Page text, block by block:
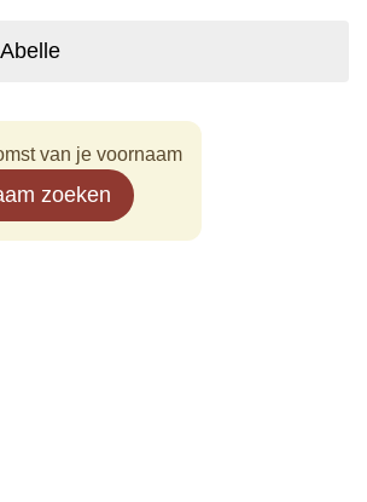
Abelle
van je voornaam
zoeken